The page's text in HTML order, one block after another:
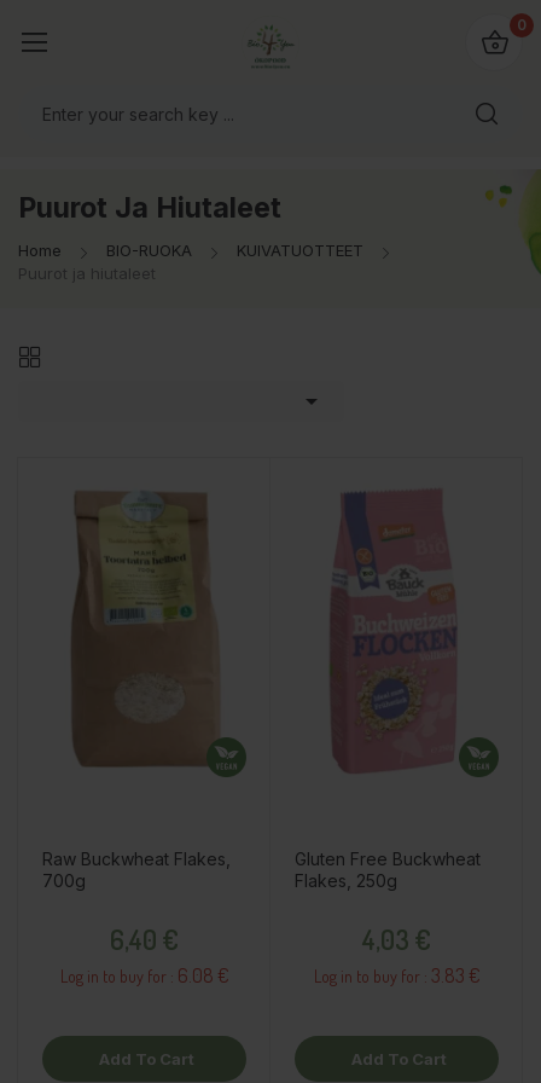
0
Puurot Ja Hiutaleet
Home BIO-RUOKA
KUIVATUOTTEET
Puurot ja hiutaleet

Raw Buckwheat Flakes,
700g
6,40 €
Log in to buy for : 6.08 €
Add To Cart
Gluten Free Buckwheat
Flakes, 250g
4,03 €
Log in to buy for : 3.83 €
Add To Cart